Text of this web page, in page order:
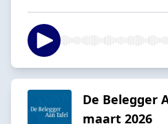
De Belegger
maart 2026